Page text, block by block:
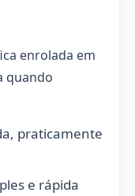
enrolada em
quando
praticamente
e rápida